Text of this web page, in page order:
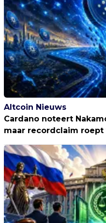
Altcoin Nieuws
Cardano noteert
maar recordclaim roept